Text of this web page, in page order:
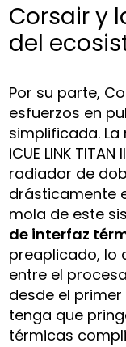
Corsair y
del
Por su parte,
esfuerzos en
simplificada.
iCUE LINK
radiador de
drásticamente
mola de este
de interfaz
preaplicado, lo
entre el
desde el
tenga que
térmicas